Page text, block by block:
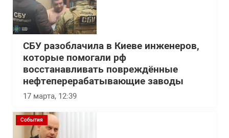
СБУ разоблачила в Киеве инженеров,
которые помогали рф
восстанавливать повреждённые
нефтеперерабатывающие заводы
17 марта, 12:39
События